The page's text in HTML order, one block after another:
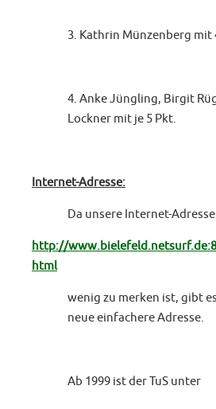
3. Kathrin Münzenberg mit
4. Anke Jüngling, Birgit
Lockner mit je 5 Pkt.
Internet-Adresse:
Da unsere Internet-Adresse
http://
html
wenig zu merken ist, gibt
neue einfachere Adresse.
Ab 1999 ist der TuS unter